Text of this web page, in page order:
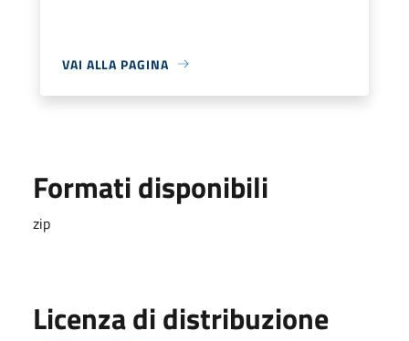
VAI ALLA PAGINA
Formati disponibili
zip
Licenza di distribuzione